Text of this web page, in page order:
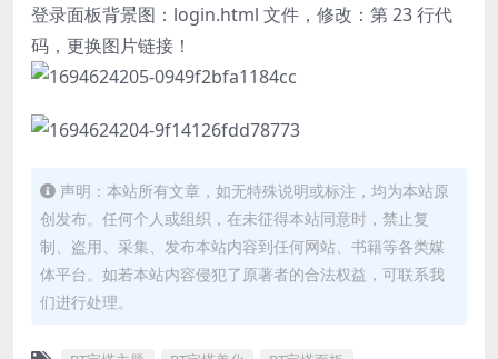
登录面板背景图：login.html 文件，修改：第 23 行代
码，更换图片链接！
声明：本站所有文章，如无特殊说明或标注，均为本站原
创发布。任何个人或组织，在未征得本站同意时，禁止复
制、盗用、采集、发布本站内容到任何网站、书籍等各类媒
体平台。如若本站内容侵犯了原著者的合法权益，可联系我
们进行处理。